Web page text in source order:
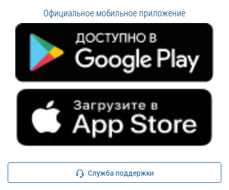
Официальное мобильное приложение
Служба поддержки